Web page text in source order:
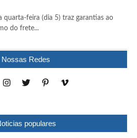
quarta-feira (dia 5) traz garantias ao
do frete...
Nossas Redes
populares